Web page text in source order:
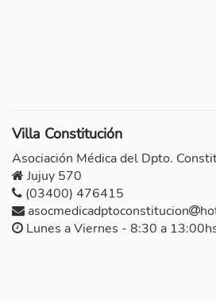
Villa Constitución
Asociación Médica del Dpto.
Jujuy 570
(03400) 476415
asocmedicadptoconstitucion
Lunes a Viernes - 8:30 a